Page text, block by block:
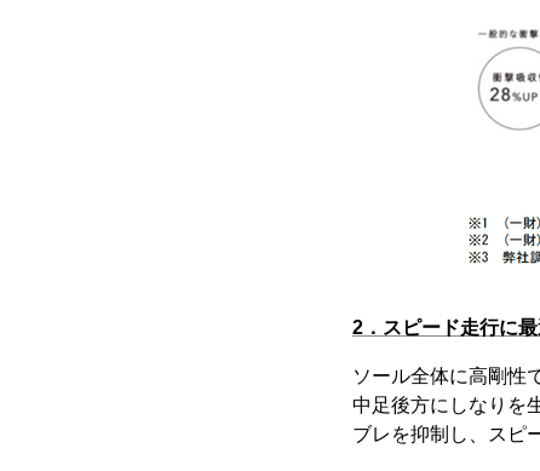
2．スピード走行に
ソール全体に高剛性
中足後方にしなりを
ブレを抑制し、スピ